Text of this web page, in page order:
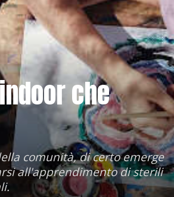
che
comunità, di certo emerge
all'apprendimento di sterili